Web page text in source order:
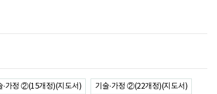
·가정 ②(15개정)(지도서) 기술·가정 ②(22개정)(지도서)